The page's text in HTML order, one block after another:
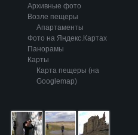
Архивные фото
Возле пещеры
Апартаменты
Фото на Яндекс.Картах
Панорамы
Карты
Карта пещеры (на
Googlemap)